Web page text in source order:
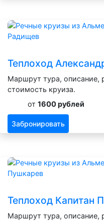
Теплоход
Маршрут тура, описание,
стоимость круиза.
от 1600 рублей
Забронировать
Теплоход Капитан
Маршрут тура, описание,